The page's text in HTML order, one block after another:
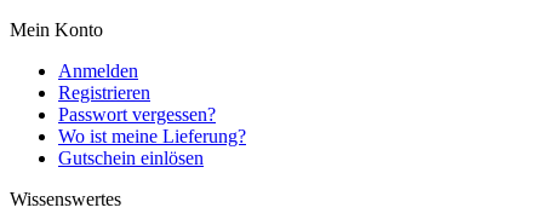
Mein Konto
Anmelden
Registrieren
Passwort vergessen?
Wo ist meine Lieferung?
Gutschein einlösen
Wissenswertes